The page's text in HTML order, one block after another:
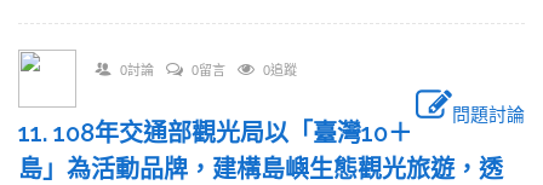
0討論 0留言 0追蹤
問題討論
11. 108年交通部觀光局以「臺灣10＋
島」為活動品牌，建構島嶼生態觀光旅遊，透